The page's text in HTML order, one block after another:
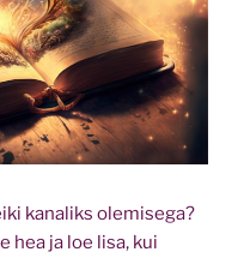
kanaliks olemisega?
hea ja loe lisa, kui